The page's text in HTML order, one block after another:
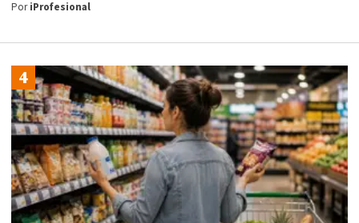
PoriProfesional